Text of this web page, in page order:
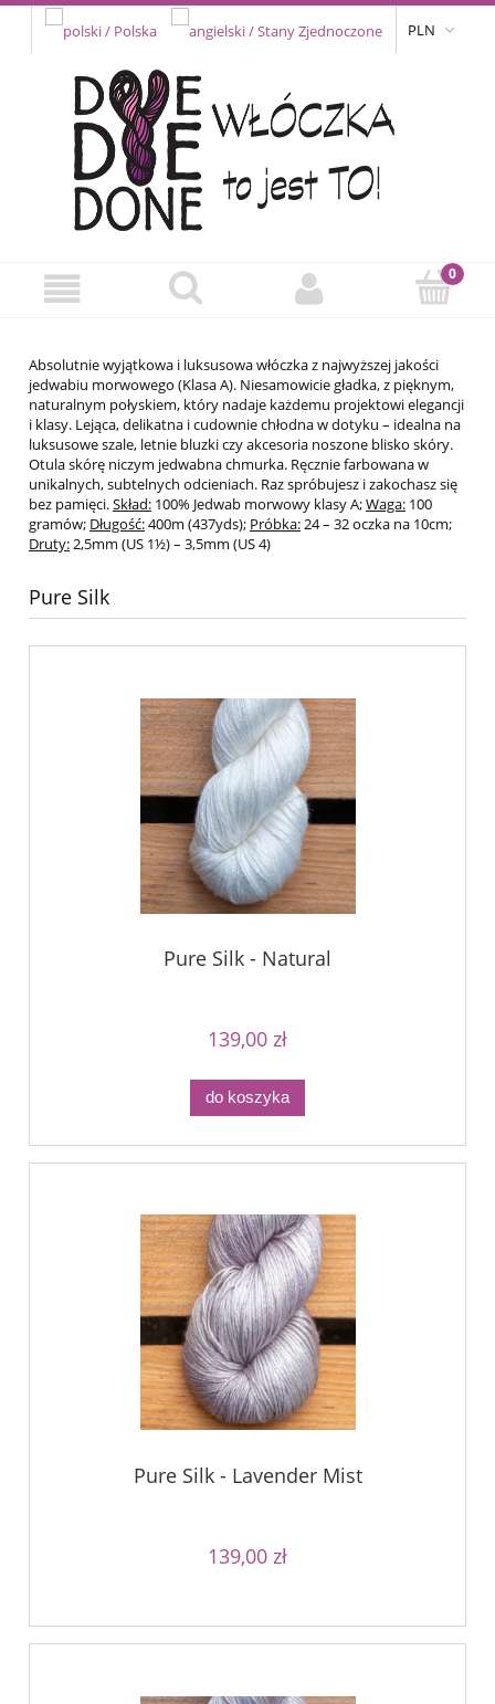
PLN
Absolutnie wyjątkowa i luksusowa włóczka z najwyższej jakości
jedwabiu morwowego (Klasa A). Niesamowicie gładka, z pięknym,
naturalnym połyskiem, który nadaje każdemu projektowi elegancji
i klasy. Lejąca, delikatna i cudownie chłodna w dotyku – idealna na
luksusowe szale, letnie bluzki czy akcesoria noszone blisko skóry.
Otula skórę niczym jedwabna chmurka. Ręcznie farbowana w
unikalnych, subtelnych odcieniach. Raz spróbujesz i zakochasz się
bez pamięci.Skład: 100% Jedwab morwowy klasy A;Waga: 100
gramów; Długość:400m (437yds); Próbka:24 – 32 oczka na 10cm;
Druty:2,5mm (US 1½) – 3,5mm (US 4)
Pure Silk
Pure Silk - Natural
139,00 zł
do koszyka
Pure Silk - Lavender Mist
139,00 zł